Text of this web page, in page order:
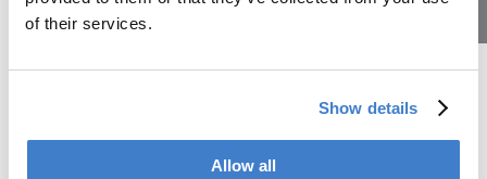
of their services.
Show details
Allow all